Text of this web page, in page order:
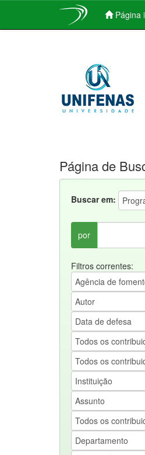
Página
Página de
Buscar em:
por
Filtros correntes: